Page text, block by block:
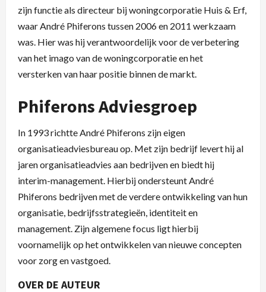
zijn functie als directeur bij woningcorporatie Huis & Erf,
waar André Phiferons tussen 2006 en 2011 werkzaam
was. Hier was hij verantwoordelijk voor de verbetering
van het imago van de woningcorporatie en het
versterken van haar positie binnen de markt.
Phiferons Adviesgroep
In 1993 richtte André Phiferons zijn eigen
organisatieadviesbureau op. Met zijn bedrijf levert hij al
jaren organisatieadvies aan bedrijven en biedt hij
interim-management. Hierbij ondersteunt André
Phiferons bedrijven met de verdere ontwikkeling van hun
organisatie, bedrijfsstrategieën, identiteit en
management. Zijn algemene focus ligt hierbij
voornamelijk op het ontwikkelen van nieuwe concepten
voor zorg en vastgoed.
OVER DE AUTEUR